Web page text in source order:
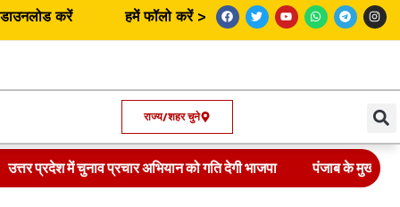
करें हमें फॉलो करें >
राज्य/शहर चुने
उत्तर प्रदेश में चुनाव प्रचार अभियान को गति देगी भाजपा पंजाब के